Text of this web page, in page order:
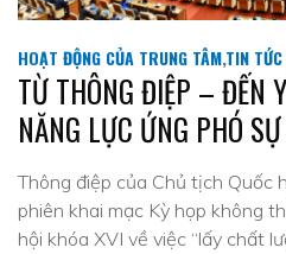
HOẠT ĐỘNG CỦA TRUNG TÂM,TIN
TỪ THÔNG ĐIỆP – ĐẾN
NĂNG LỰC ỨNG PHÓ
Thông điệp của Chủ tịch Quốc
phiên khai mạc Kỳ họp không
hội khóa XVI về việc “lấy chất